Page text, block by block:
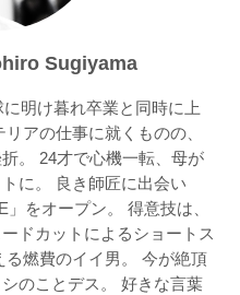
Sugiyama
明け暮れ卒業と同時に上
アの仕事に就くものの、
。 24才で心機一転、母が
に。 良き師匠に出会い
をオープン。 得意技は、
ドカットによるショートス
る燃費のイイ男。 今が絶頂
のことデス。 好きな言葉